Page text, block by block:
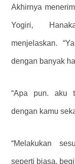
Akhirnya
Yogiri,
menjelaskan.
dengan banyak
“Apa pun. aku
dengan kamu
“Melakukan
seperti biasa,